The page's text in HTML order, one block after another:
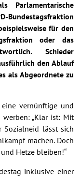
Parlamentarische
für den
oder das
Schieder
den Ablauf
als Abgeordnete zu
vernünftige und
„Klar ist: Mit
Sozialneid lässt sich
machen. Doch
Hetze bleiben!“
inklusive einer